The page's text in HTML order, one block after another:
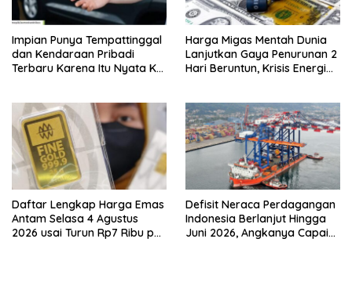
Impian Punya Tempattinggal
dan Kendaraan Pribadi
Terbaru Karena Itu Nyata Ke
Harga Migas Mentah Dunia
Lanjutkan Gaya Penurunan 2
Hari Beruntun, Krisis Energi
Daftar Lengkap Harga Emas
Antam Selasa 4 Agustus
2026 usai Turun Rp7 Ribu per
Defisit Neraca Perdagangan
Indonesia Berlanjut Hingga
Juni 2026, Angkanya Capai